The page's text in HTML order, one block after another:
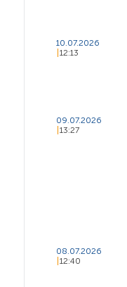
10.07.2026
12:13
09.07.2026
13:27
08.07.2026
12:40